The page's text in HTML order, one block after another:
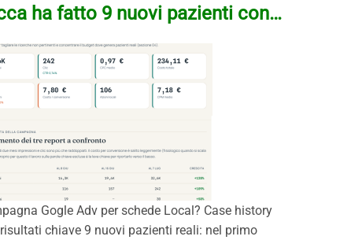
ha fatto 9 nuovi pazienti con…
Gogle Adv per schede Local? Case history
chiave 9 nuovi pazienti reali: nel primo